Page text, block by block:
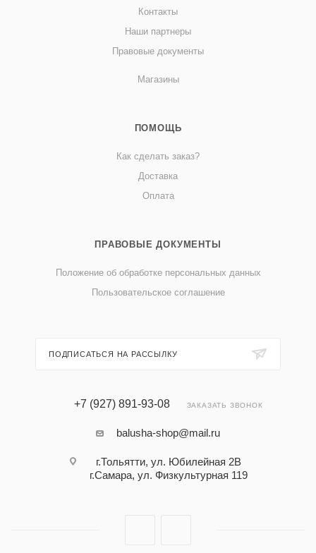
Контакты
Наши партнеры
Правовые документы
Магазины
ПОМОЩЬ
Как сделать заказ?
Доставка
Оплата
ПРАВОВЫЕ ДОКУМЕНТЫ
Положение об обработке персональных данных
Пользовательское соглашение
ПОДПИСАТЬСЯ НА РАССЫЛКУ
+7 (927) 891-93-08 ЗАКАЗАТЬ ЗВОНОК
balusha-shop@mail.ru
г.Тольятти, ул. Юбилейная 2В
г.Самара, ул. Физкультурная 119